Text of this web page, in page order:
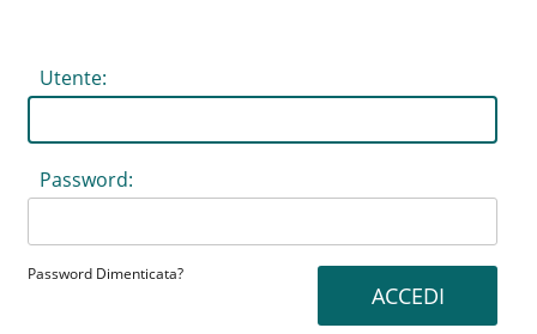
Utente:
Password:
Password Dimenticata?